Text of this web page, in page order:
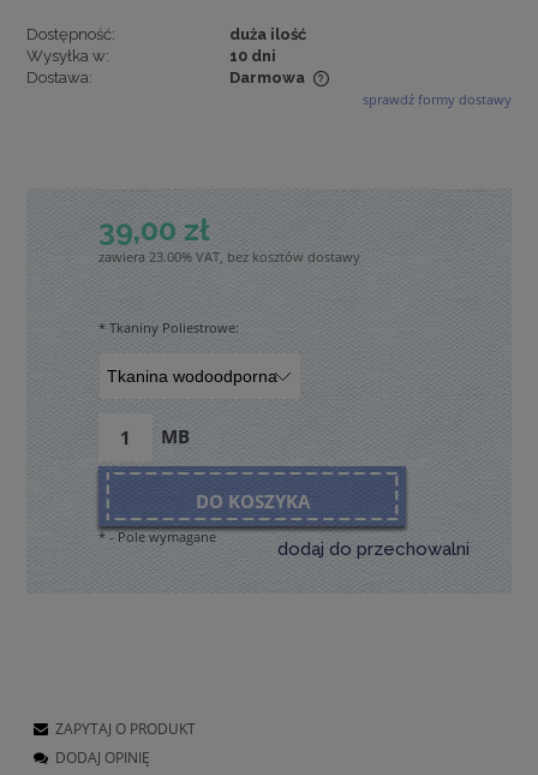
Dostępność:
duża ilość
Wysyłka w:
10 dni
Dostawa:
Darmowa
Cena nie zawiera ewentualnych kosztów płatności
sprawdź formy dostawy
39,00 zł
zawiera 23.00% VAT, bez kosztów dostawy
* Tkaniny Poliestrowe:
MB
DO KOSZYKA
dodaj do przechowalni
*- Pole wymagane
ZAPYTAJ O PRODUKT
DODAJ OPINIĘ